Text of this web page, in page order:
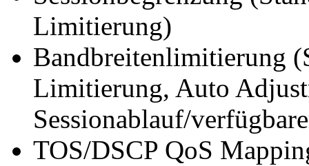
Limitierung)
Bandbreitenlimitierung
Limitierung, Auto
Sessionablauf/
TOS/DSCP QoS